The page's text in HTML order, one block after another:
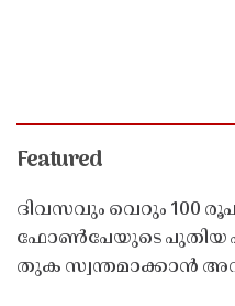
Featured
ദിവസവും വെറും 100 രൂപ
ഫോൺപേയുടെ പുതിയ
തുക സ്വന്തമാക്കാൻ